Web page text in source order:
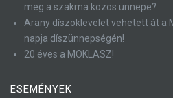
meg a szakma közös ünnepe?
Arany díszoklevelet vehetett át a
napja díszünnepségén!
20 éves a MOKLASZ!
ESEMÉNYEK